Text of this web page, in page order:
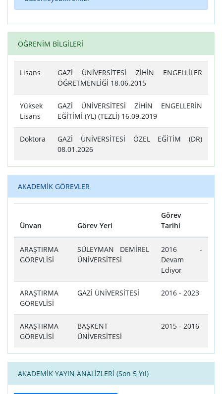
ÖĞRENİM BİLGİLERİ
Lisans
GAZİ ÜNİVERSİTESİ ZİHİN ENGELLİLER
ÖĞRETMENLİĞİ 18.06.2015
Yüksek
Lisans
GAZİ ÜNİVERSİTESİ ZİHİN ENGELLERİN
EĞİTİMİ (YL) (TEZLİ) 16.09.2019
Doktora
GAZİ ÜNİVERSİTESİ ÖZEL EĞİTİM (DR)
08.01.2026
AKADEMİK GÖREVLER
Ünvan Görev Yeri
Görev
Tarihi
ARAŞTIRMA
GÖREVLİSİ
SÜLEYMAN DEMİREL
ÜNİVERSİTESİ
2016 -
Devam
Ediyor
ARAŞTIRMA
GÖREVLİSİ
GAZİ ÜNİVERSİTESİ 2016 - 2023
ARAŞTIRMA
GÖREVLİSİ
BAŞKENT
ÜNİVERSİTESİ
2015 - 2016
AKADEMİK YAYIN ANALİZLERİ (Son 5 Yıl)